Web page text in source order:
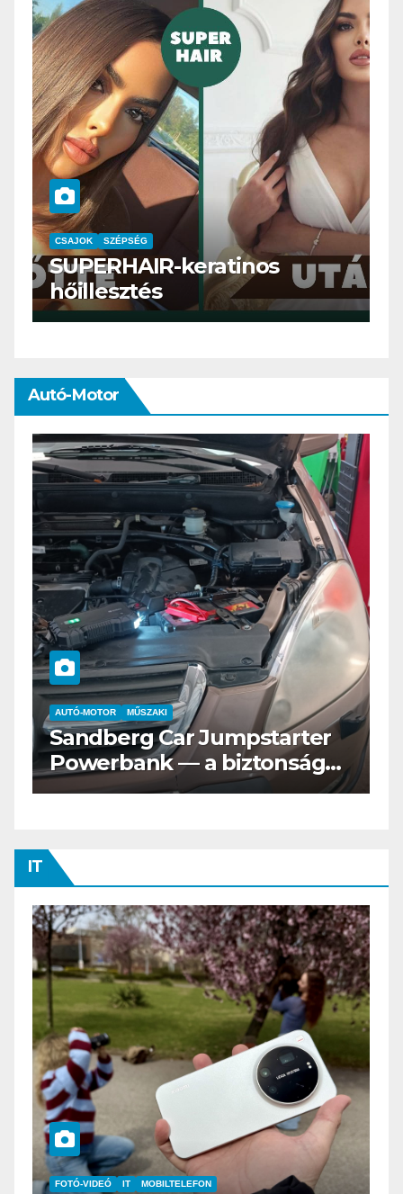
CSAJOK SMINK SZÉPSÉG
Szemöldök laminálás-az
meg mi?
Autó-Motor
AUTÓ-MOTOR ELEKTROMOS
Az új Nissan LEAF csak a
Tesztvilágra vár!
IT
IT MŰSZAKI